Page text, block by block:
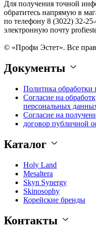
Для получения точной
обратитесь напрямую в
по телефону 8 (3022) 32-
электронную почту
© «Профи Эстет». Все
Документы
Политика
Согласие на
персональных
Согласие на
договор публичной
Каталог
Holy Land
Mesaltera
Skyn Synergy
Skinosophy
Корейские бренды
Контакты